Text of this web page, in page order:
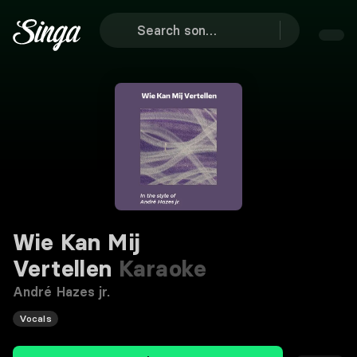
Wie Kan Mij
Vertellen Karaoke
André Hazes jr.
Vocals